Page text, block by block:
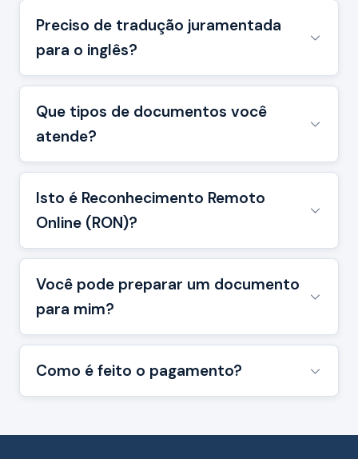
Preciso de tradução juramentada
para o inglês?
Que tipos de documentos você
atende?
Isto é Reconhecimento Remoto
Online (RON)?
Você pode preparar um documento
para mim?
Como é feito o pagamento?